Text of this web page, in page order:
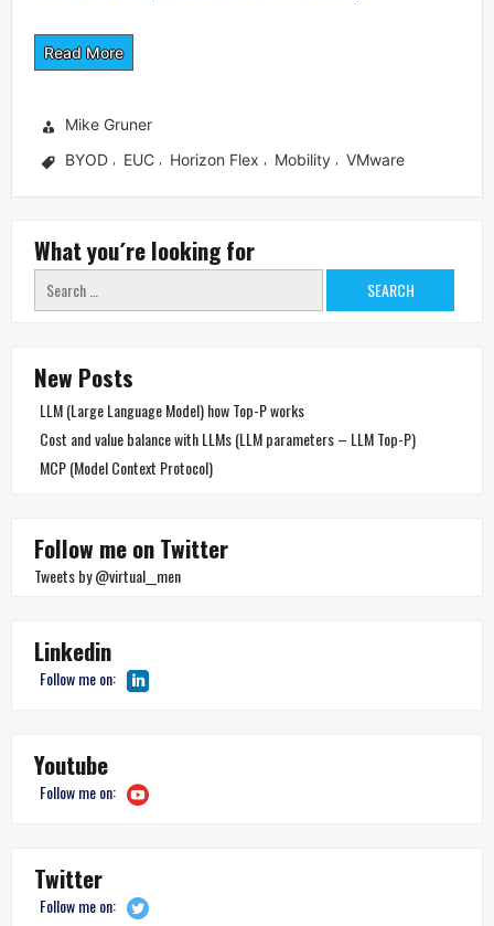
Read More
Mike Gruner
BYOD
EUC Horizon Flex Mobility VMware
What you´re looking for
Search
for:
New Posts
LLM (Large Language Model) how Top-P works
Cost and value balance with LLMs (LLM parameters – LLM Top-P)
MCP (Model Context Protocol)
Follow me on Twitter
Tweets by @virtual__men
Linkedin
Follow me on:
Youtube
Follow me on:
Twitter
Follow me on: